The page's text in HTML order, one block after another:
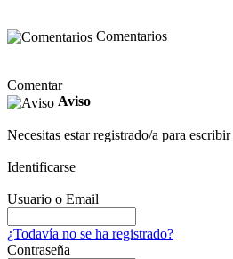
Comentarios
Comentar
Aviso
Necesitas estar registrado/a para
Identificarse
Usuario o Email
¿Todavía no se ha registrado?
Contraseña